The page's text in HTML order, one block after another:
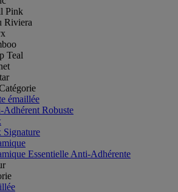
Pink
Riviera
Teal
émaillée
Adhérent Robuste
Signature
Essentielle Anti-Adhérente